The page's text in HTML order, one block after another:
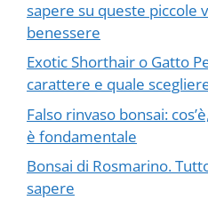
sapere su queste piccole
benessere
Exotic Shorthair o Gatto
carattere e quale
Falso rinvaso bonsai:
è fondamentale
Bonsai di Rosmarino.
sapere